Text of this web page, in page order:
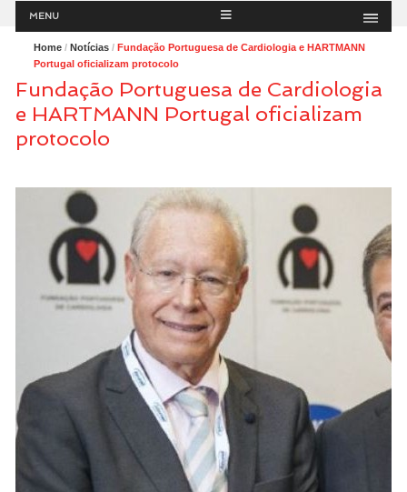
Menu
MENU
Home/ Notícias/ Fundação Portuguesa de Cardiologia e HARTMANN
Portugal oficializam protocolo
Fundação Portuguesa de Cardiologia
e HARTMANN Portugal oficializam
protocolo